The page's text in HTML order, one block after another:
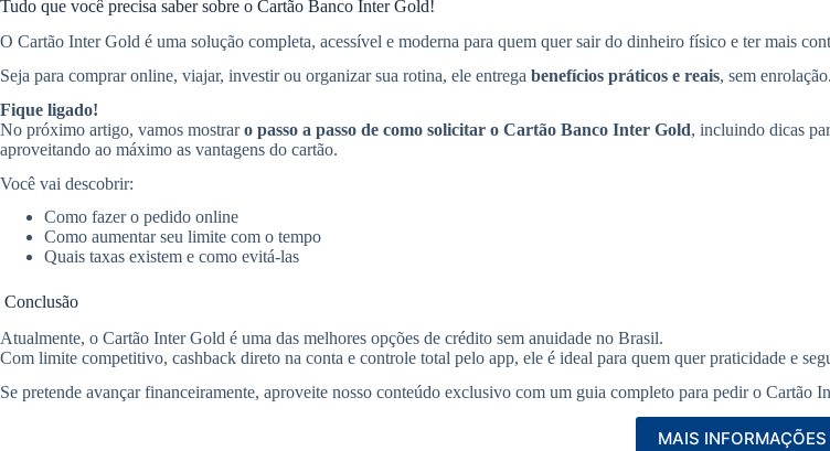
Tudo que você precisa saber sobre o Cartão Banco Inter Gold!
O Cartão Inter Gold é uma solução completa, acessível e moderna para quem quer sair do dinheiro físico e ter mais
Seja para comprar online, viajar, investir ou organizar sua rotina, ele entrega benefícios práticos e reais, sem enrolação.
Fique ligado!
No próximo artigo, vamos mostraro passo a passo de como solicitar o Cartão Banco Inter Gold, incluindo dicas
aproveitando ao máximo as vantagens do cartão.
Você vai descobrir:
Como fazer o pedido online
Como aumentar seu limite com o tempo
Quais taxas existem e como evitá-las
Conclusão
Atualmente, o Cartão Inter Gold é uma das melhores opções de crédito sem anuidade no Brasil.
Com limite competitivo, cashback direto na conta e controle total pelo app, ele é ideal para quem quer praticidade e
Se pretende avançar financeiramente, aproveite nosso conteúdo exclusivo com um guia completo para pedir o Cartão
MAIS INFORMAÇÕES